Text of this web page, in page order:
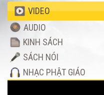
VIDEO
AUDIO
KINH SÁCH
SÁCH NÓI
NHẠC PHẬT GIÁO